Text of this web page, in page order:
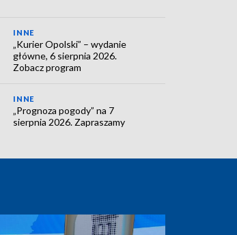
INNE
„Kurier Opolski” – wydanie
główne, 6 sierpnia 2026.
Zobacz program
INNE
„Prognoza pogody” na 7
sierpnia 2026. Zapraszamy